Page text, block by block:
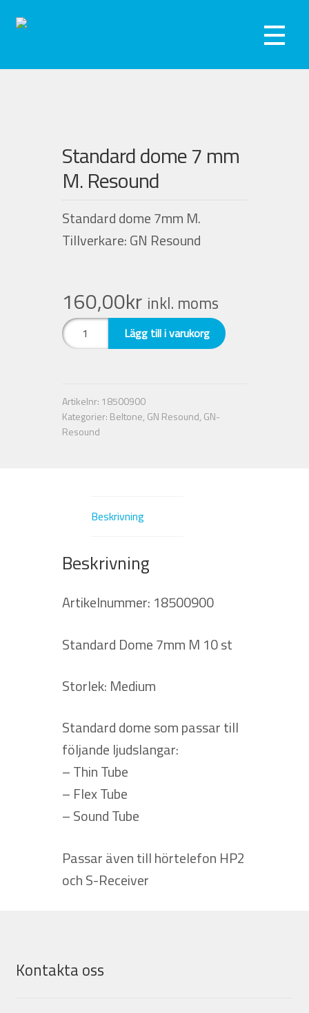
till
till
Meny
Hörseltest
Hörselskydd
Webshop
Kontakta oss
Nyheter
Försäljningsvillkor
Standard dome 7 mm
M. Resound
160,00kr inkl. moms
Standard dome 7mm M.
Tillverkare: GN Resound
Standard
dome
M.
Resound
mängd
Lägg till i varukorg
Artikelnr: 18500900
Kategorier: Beltone, GN Resound, GN-
Resound
Beskrivning
Beskrivning
Artikelnummer: 18500900
Standard Dome 7mm M 10 st
Storlek: Medium
Standard dome som passar till
följande ljudslangar:
– Thin Tube
– Flex Tube
– Sound Tube
Passar även till hörtelefon HP2
och S-Receiver
Kontakta oss